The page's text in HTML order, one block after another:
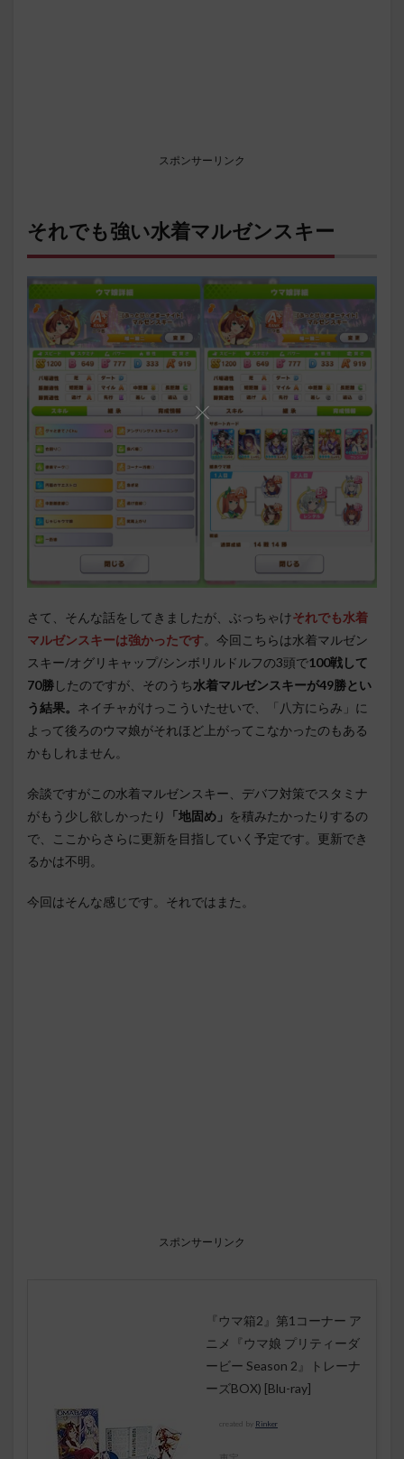
スポンサーリンク
それでも強い水着マルゼンスキー
さて、そんな話をしてきましたが、ぶっちゃけそれでも水着
マルゼンスキーは強かったです。今回こちらは水着マルゼン
スキー/オグリキャップ/シンボリルドルフの3頭で100戦して
70勝したのですが、そのうち水着マルゼンスキーが49勝とい
う結果。 ネイチャがけっこういたせいで、「八方にらみ」に
よって後ろのウマ娘がそれほど上がってこなかったのもある
かもしれません。
余談ですがこの水着マルゼンスキー、デバフ対策でスタミナ
がもう少し欲しかったり
「地固め」 を積みたかったりするの
で、ここからさらに更新を目指していく予定です。更新でき
るかは不明。
今回はそんな感じです。それではまた。
スポンサーリンク
『ウマ箱2』第1コーナー ア
ニメ『ウマ娘 プリティーダ
ービー Season 2』トレーナ
ーズBOX) [Blu-ray]
created by Rinker